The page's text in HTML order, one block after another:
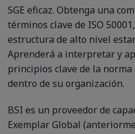
SGE eficaz. Obtenga una
términos clave de ISO
estructura de alto nivel
Aprenderá a interpretar y
principios clave de la
dentro de su organización.
BSI es un proveedor de
Exemplar Global